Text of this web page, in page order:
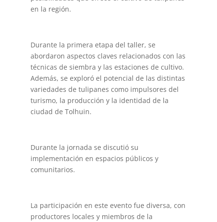
en la región.
Durante la primera etapa del taller, se
abordaron aspectos claves relacionados con las
técnicas de siembra y las estaciones de cultivo.
Además, se exploró el potencial de las distintas
variedades de tulipanes como impulsores del
turismo, la producción y la identidad de la
ciudad de Tolhuin.
Durante la jornada se discutió su
implementación en espacios públicos y
comunitarios.
La participación en este evento fue diversa, con
productores locales y miembros de la